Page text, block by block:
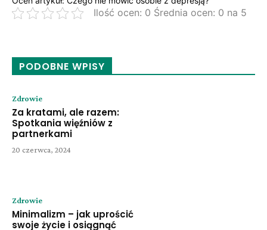
Ilość ocen: 0 Średnia ocen: 0 na 5
PODOBNE WPISY
Zdrowie
Za kratami, ale razem:
Spotkania więźniów z
partnerkami
20 czerwca, 2024
Zdrowie
Minimalizm – jak uprościć
swoje życie i osiągnąć